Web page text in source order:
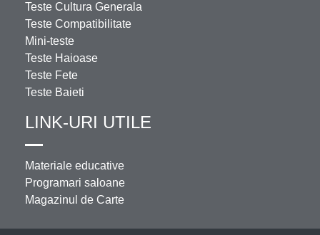
Teste Cultura Generala
Teste Compatibilitate
Mini-teste
Teste Haioase
Teste Fete
Teste Baieti
LINK-URI UTILE
Materiale educative
Programari saloane
Magazinul de Carte